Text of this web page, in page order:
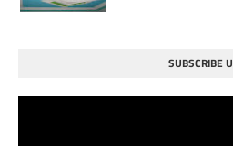
SUBSCRIBE